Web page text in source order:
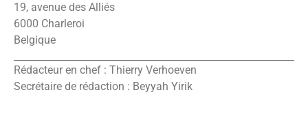
19, avenue des Alliés
6000 Charleroi
Belgique
Rédacteur en chef : Thierry Verhoeven
Secrétaire de rédaction : Beyyah Yirik